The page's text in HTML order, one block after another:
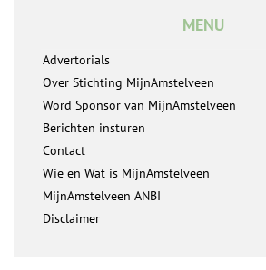
MENU
Advertorials
Over Stichting MijnAmstelveen
Word Sponsor van MijnAmstelveen
Berichten insturen
Contact
Wie en Wat is MijnAmstelveen
MijnAmstelveen ANBI
Disclaimer